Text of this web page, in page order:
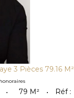
3 Pièces 79.16 M²
79 M² Réf :